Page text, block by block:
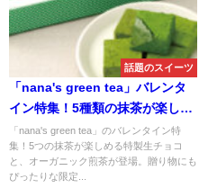
話題のスイーツ
「nana's green tea」バレンタ
イン特集！5種類の抹茶が楽しめ
る生チョコとオーガニック煎茶
が登場
「nana's green tea」のバレンタイン特
集！5つの抹茶が楽しめる特製生チョコ
と、オーガニック煎茶が登場。贈り物にも
ぴったりな限定...